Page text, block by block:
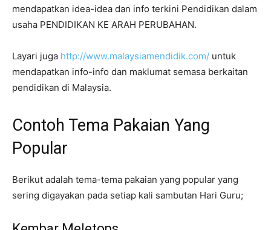
mendapatkan idea-idea dan info terkini Pendidikan dalam
usaha PENDIDIKAN KE ARAH PERUBAHAN.
Layari juga http://www.malaysiamendidik.com/ untuk
mendapatkan info-info dan maklumat semasa berkaitan
pendidikan di Malaysia.
Contoh Tema Pakaian Yang
Popular
Berikut adalah tema-tema pakaian yang popular yang
sering digayakan pada setiap kali sambutan Hari Guru;